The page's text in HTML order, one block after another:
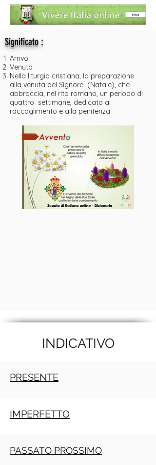
Significato:
Arrivo
Venuta
Nella liturgia cristiana, la preparazione
alla venuta del Signore (Natale), che
abbraccia, nel rito romano, un periodo di
quattro settimane, dedicato al
raccoglimento e alla penitenza.
INDICATIVO
PRESENTE
IMPERFETTO
PASSATO PROSSIMO